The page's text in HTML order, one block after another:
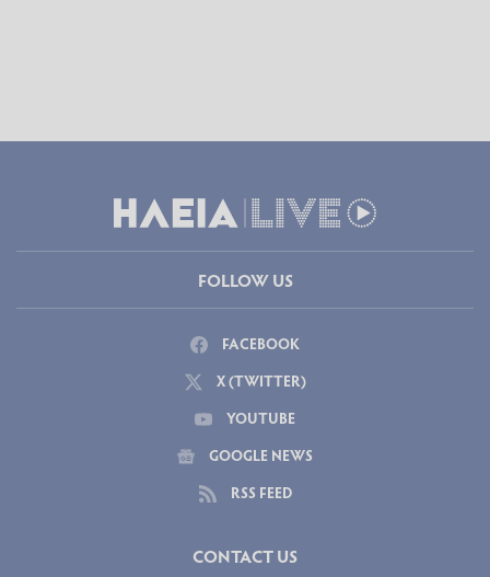
FOLLOW US
FACEBOOK
X (TWITTER)
YOUTUBE
GOOGLE NEWS
RSS FEED
CONTACT US